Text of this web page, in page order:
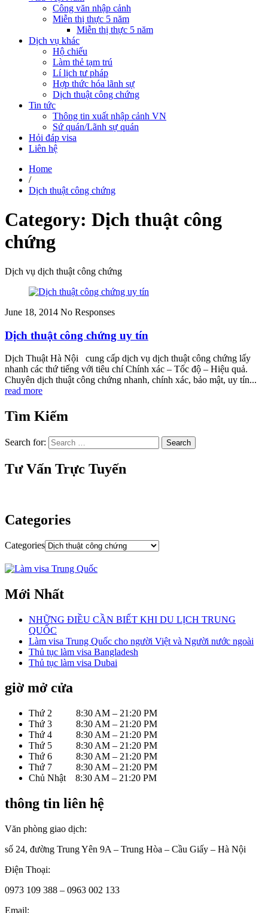
Công văn nhập cảnh
Miễn thị thực 5 năm
Miễn thị thực 5 năm
Dịch vụ khác
Hộ chiếu
Làm thẻ tạm trú
Lí lịch tư pháp
Hợp thức hóa lãnh sự
Dịch thuật công chứng
Tin tức
Thông tin xuất nhập cảnh VN
Sứ quán/Lãnh sự quán
Hỏi đáp visa
Liên hệ
Home
/
Dịch thuật công chứng
Category: Dịch thuật công
chứng
Dịch vụ dịch thuật công chứng
June 18, 2014 No Responses
Dịch thuật công chứng uy tín
Dịch Thuật Hà Nội cung cấp dịch vụ dịch thuật công chứng lấy
nhanh các thứ tiếng với tiêu chí Chính xác – Tốc độ – Hiệu quả.
Chuyên dịch thuật công chứng nhanh, chính xác, bảo mật, uy tín...
read more
Tìm Kiếm
Search for:
Tư Vấn Trực Tuyến
Categories
Categories
Mới Nhất
NHỮNG ĐIỀU CẦN BIẾT KHI DU LỊCH TRUNG
QUỐC
Làm visa Trung Quốc cho người Việt và Người nước ngoài
Thủ tục làm visa Bangladesh
Thủ tục làm visa Dubai
giờ mở cửa
Thứ 2 8:30 AM – 21:20 PM
Thứ 3 8:30 AM – 21:20 PM
Thứ 4 8:30 AM – 21:20 PM
Thứ 5 8:30 AM – 21:20 PM
Thứ 6 8:30 AM – 21:20 PM
Thứ 7 8:30 AM – 21:20 PM
Chủ Nhật 8:30 AM – 21:20 PM
thông tin liên hệ
Văn phòng giao dịch:
số 24, đường Trung Yên 9A – Trung Hòa – Cầu Giấy – Hà Nội
Điện Thoại:
0973 109 388 – 0963 002 133
Email: